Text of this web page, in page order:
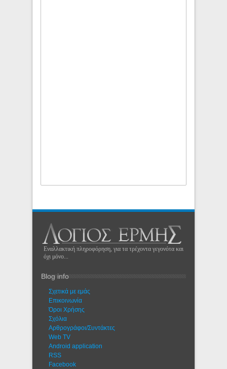
Εναλλακτική πληροφόρηση, για τα τρέχοντα γεγονότα και
όχι μόνο...
Blog info
Σχετικά με εμάς
Eπικοινωνία
Όροι Χρήσης
Σχόλια
Αρθρογράφοι/Συντάκτες
Web TV
Android application
RSS
Facebook